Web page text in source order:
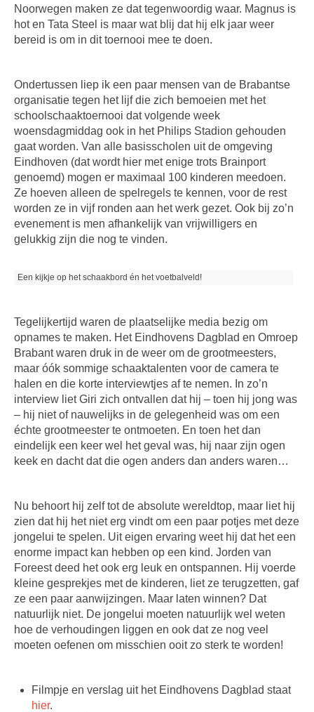
Noorwegen maken ze dat tegenwoordig waar. Magnus is
hot en Tata Steel is maar wat blij dat hij elk jaar weer
bereid is om in dit toernooi mee te doen.
Ondertussen liep ik een paar mensen van de Brabantse
organisatie tegen het lijf die zich bemoeien met het
schoolschaaktoernooi dat volgende week
woensdagmiddag ook in het Philips Stadion gehouden
gaat worden. Van alle basisscholen uit de omgeving
Eindhoven (dat wordt hier met enige trots Brainport
genoemd) mogen er maximaal 100 kinderen meedoen.
Ze hoeven alleen de spelregels te kennen, voor de rest
worden ze in vijf ronden aan het werk gezet. Ook bij zo’n
evenement is men afhankelijk van vrijwilligers en
gelukkig zijn die nog te vinden.
Een kijkje op het schaakbord én het voetbalveld!
Tegelijkertijd waren de plaatselijke media bezig om
opnames te maken. Het Eindhovens Dagblad en Omroep
Brabant waren druk in de weer om de grootmeesters,
maar óók sommige schaaktalenten voor de camera te
halen en die korte interviewtjes af te nemen. In zo’n
interview liet Giri zich ontvallen dat hij – toen hij jong was
– hij niet of nauwelijks in de gelegenheid was om een
échte grootmeester te ontmoeten. En toen het dan
eindelijk een keer wel het geval was, hij naar zijn ogen
keek en dacht dat die ogen anders dan anders waren…
Nu behoort hij zelf tot de absolute wereldtop, maar liet hij
zien dat hij het niet erg vindt om een paar potjes met deze
jongelui te spelen. Uit eigen ervaring weet hij dat het een
enorme impact kan hebben op een kind. Jorden van
Foreest deed het ook erg leuk en ontspannen. Hij voerde
kleine gesprekjes met de kinderen, liet ze terugzetten, gaf
ze een paar aanwijzingen. Maar laten winnen? Dat
natuurlijk niet. De jongelui moeten natuurlijk wel weten
hoe de verhoudingen liggen en ook dat ze nog veel
moeten oefenen om misschien ooit zo sterk te worden!
Filmpje en verslag uit het Eindhovens Dagblad staat
hier.